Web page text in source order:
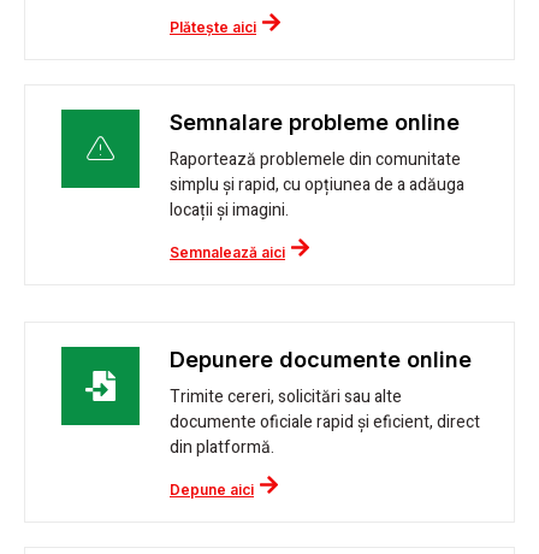
Plătește aici
Semnalare probleme online
Raportează problemele din comunitate
simplu și rapid, cu opțiunea de a adăuga
locații și imagini.
Semnalează aici
Depunere documente online
Trimite cereri, solicitări sau alte
documente oficiale rapid și eficient, direct
din platformă.
Depune aici